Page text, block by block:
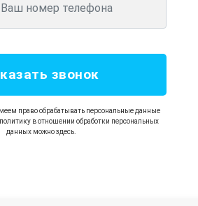
звонок
право обрабатывать персональные данные
в отношении обработки персональных
данных можно здесь.